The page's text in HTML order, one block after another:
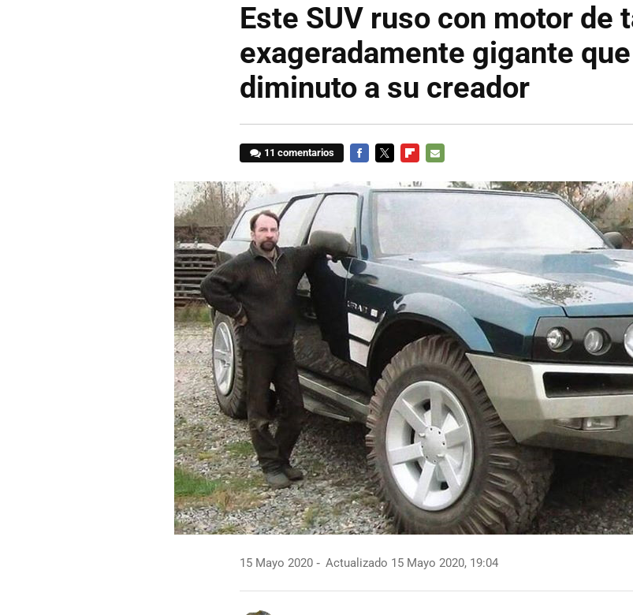
Este SUV ruso con motor de
exageradamente gigante
diminuto a su creador
11 comentarios
MAIL
15 Mayo 2020 Actualizado 15 Mayo 2020, 19:04